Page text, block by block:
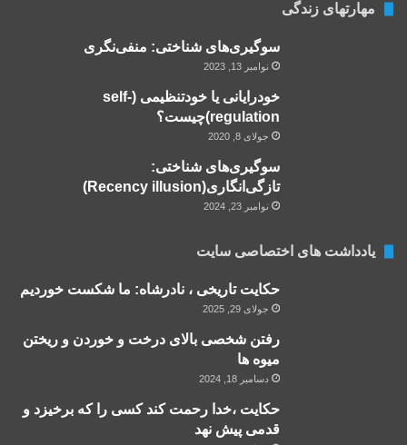
مهارتهای زندگی
سوگیری‌های شناختی: منفی‌نگری
نوامبر 13, 2023
خودرایانی یا خودتنظیمی (self-
regulation)چیست؟
جولای 8, 2020
سوگیری‌های شناختی:
تازگی‌انگاری(Recency illusion)
نوامبر 23, 2024
یادداشت های اختصاصی سایت
حکایت تاریخی ، نادرشاه: ما شکست خوردیم
جولای 29, 2025
رفتن شخصی بالای درخت و خوردن و ریختن
میوه ها
دسامبر 18, 2024
حکایت ،خدا رحمت کند کسی را که برخیزد و
قدمی پیش نهد